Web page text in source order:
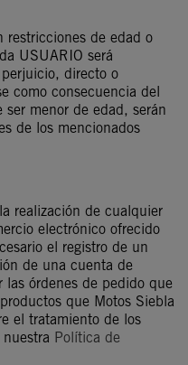
restricciones de edad o
USUARIO será
directo o
como consecuencia del
menor de edad, serán
de los mencionados
realización de cualquier
electrónico ofrecido
el registro de un
de una cuenta de
las órdenes de pedido que
que Motos Siebla
el tratamiento de los
Política de